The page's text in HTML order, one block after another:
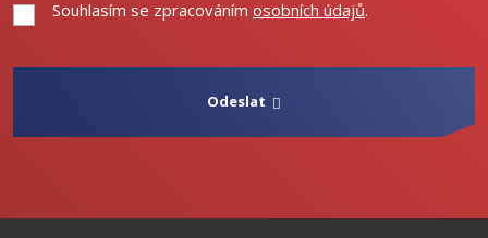
Souhlasím
Souhlasím se zpracováním osobních údajů.
Odeslat
nepodařilo